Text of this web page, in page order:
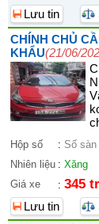
Lưu tin
CHÍNH CHỦ
KHẨU(21/06/
Hộp số : Số sàn
Nhiên liệu : Xăng
Giá xe
: 345
Lưu tin